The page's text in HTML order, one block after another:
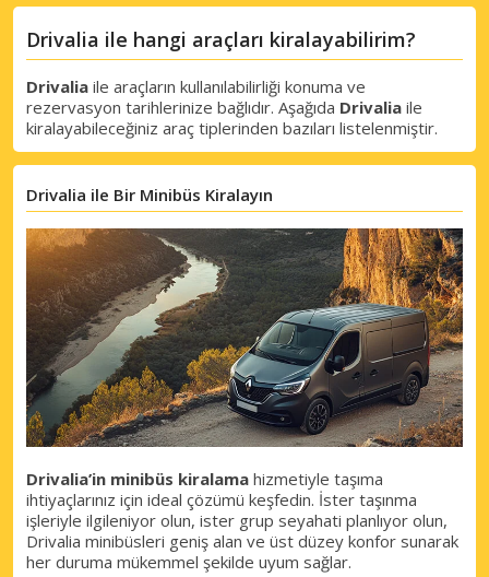
Drivalia ile hangi araçları kiralayabilirim?
Drivalia ile araçların kullanılabilirliği konuma ve
rezervasyon tarihlerinize bağlıdır. Aşağıda Drivalia ile
kiralayabileceğiniz araç tiplerinden bazıları listelenmiştir.
Drivalia ile Bir Minibüs Kiralayın
Drivalia’in minibüs kiralama hizmetiyle taşıma
ihtiyaçlarınız için ideal çözümü keşfedin. İster taşınma
işleriyle ilgileniyor olun, ister grup seyahati planlıyor olun,
Drivalia minibüsleri geniş alan ve üst düzey konfor sunarak
her duruma mükemmel şekilde uyum sağlar.